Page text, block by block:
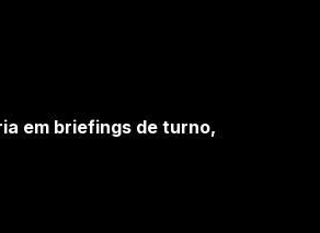
em briefings de turno,